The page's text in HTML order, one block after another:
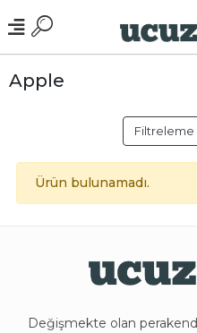
Apple
Filtreleme
Ürün bulunamadı.
Değişmekte olan